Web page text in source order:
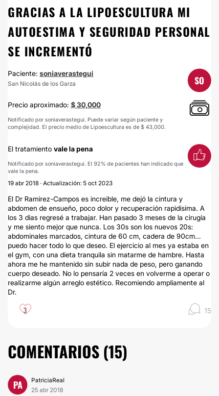
GRACIAS A LA LIPOESCULTURA MI
AUTOESTIMA Y SEGURIDAD PERSONAL
SE INCREMENTÓ
Paciente: soniaverastegui
San Nicolás de los Garza SO
Precio aproximado: $ 30,000
Notificado por soniaverastegui. Puede variar según paciente y
complejidad. El precio medio de Lipoescultura es de $ 43,000.
El tratamiento vale la pena
Notificado por soniaverastegui. El 92% de pacientes han indicado que
vale la pena.
19 abr 2018 · Actualización: 5 oct 2023
El Dr Ramirez-Campos es increible, me dejó la cintura y
abdomen de ensueño, poco dolor y recuperación rapidisima. A
los 3 dias regresé a trabajar. Han pasado 3 meses de la cirugía
y me siento mejor que nunca. Los 30s son los nuevos 20s:
abdominales marcados, cintura de 60 cm, cadera de 90cm...
puedo hacer todo lo que deseo. El ejercicio al mes ya estaba en
el gym, con una dieta tranquila sin matarme de hambre. Hasta
ahora me he mantenido sin subir nada de peso, pero ganando
cuerpo deseado. No lo pensaría 2 veces en volverme a operar o
realizarme algún arreglo estético. Recomiendo ampliamente al
Dr.
3 15
COMENTARIOS (15)
PA
PatriciaReal
25 abr 2018